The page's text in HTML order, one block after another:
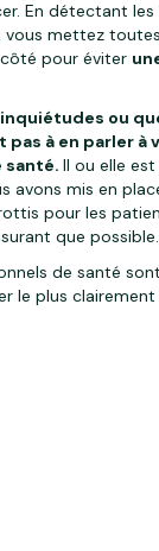
En détectant les
mettez
pour éviter
inquiétudes ou
pas à en parler à
santé.Il ou elle
avons mis en
pour les
que possible.
de santé
le plus